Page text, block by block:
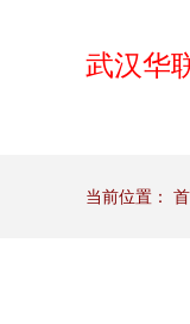
武汉华
当前位置：